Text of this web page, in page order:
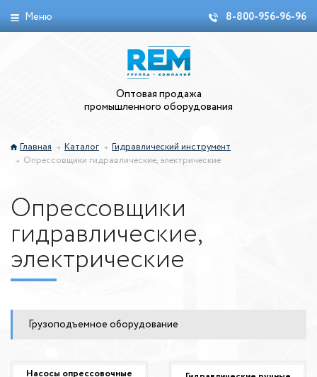
Меню 8-800-956-96-96
Оптовая продажа
промышленного оборудования
Главная Каталог
Гидравлический инструмент
Опрессовщики гидравлические, электрические
Опрессовщики
гидравлические,
электрические
Грузоподъемное оборудование
Насосы опрессовочные